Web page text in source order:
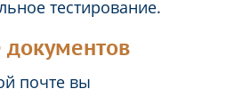
тестирование.
почте вы